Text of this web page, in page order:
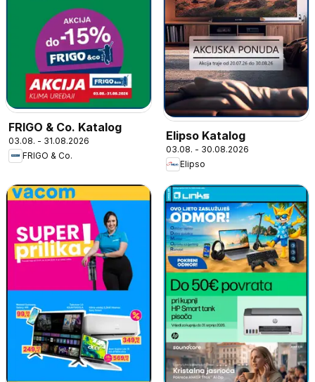
FRIGO & Co. Katalog
03.08. - 31.08.2026
FRIGO & Co.
Elipso Katalog
03.08. - 30.08.2026
Elipso